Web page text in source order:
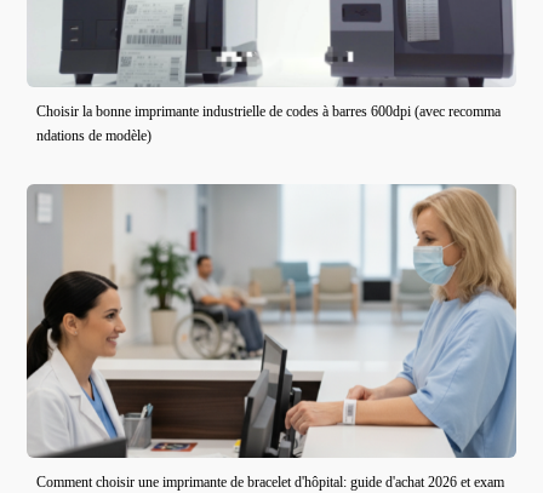
Choisir la bonne imprimante industrielle de codes à barres 600dpi (avec recomma
ndations de modèle)
Comment choisir une imprimante de bracelet d'hôpital: guide d'achat 2026 et exam